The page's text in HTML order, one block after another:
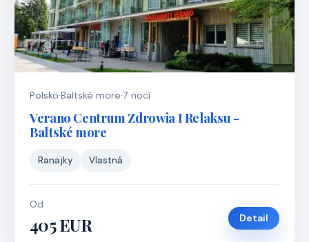
Polsko·Baltské more·7 nocí
Verano Centrum Zdrowia I Relaksu -
Baltské more
Ranajky Vlastná
Od
405 EUR Detail